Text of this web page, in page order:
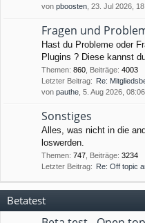
von pboosten , 23. Jul 2026,
Fragen und
Hast du Probleme oder
Plugins ? Diese kannst
Themen: 860 Beiträge: 4003
Letzter Beitrag: Re:
von pauthe , 5. Aug 2026, 08:06
Sonstiges
Alles, was nicht in die
loswerden.
Themen: 747 Beiträge: 3234
Letzter Beitrag: Re: Off topic
Betatest